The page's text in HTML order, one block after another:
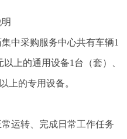
中采购服务中心共有车辆1
上的通用设备1台（套）、
上的专用设备。
运转、完成日常工作任务